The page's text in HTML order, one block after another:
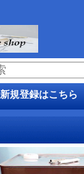
新規登録はこちら